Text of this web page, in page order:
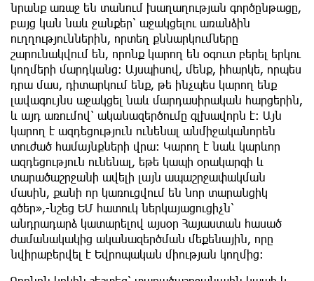
նրանք առաջ են տանում խաղաղության գործընթացը,
բայց կան նաև ջանքեր՝ աջակցելու առանձին
ուղղություններին, որտեղ քննարկումները
շարունակվում են, որոնք կարող են օգուտ բերել երկու
կողմերի մարդկանց: Այսպիսով, մենք, իհարկե, որպես
դրա մաս, դիտարկում ենք, թե ինչպես կարող ենք
լավագույնս աջակցել նաև մարդասիրական հարցերին,
և այդ առումով՝ ականազերծումը գլխավորն է: Այն
կարող է ազդեցություն ունենալ անմիջականորեն
տուժած համայնքների վրա։ Կարող է նաև կարևոր
ազդեցություն ունենալ, եթե կապի օրակարգի և
տարածաշրջանի ավելի լայն ապաշրջափակման
մասին, քանի որ կառուցվում են նոր տարանցիկ
գծեր»,-նշեց ԵՄ հատուկ ներկայացուցիչն՝
անդրադարձ կատարելով այսօր Հայաստան հասած
ժամանակակից ականազերծման մեքենային, որը
նվիրաբերվել է Եվրոպական միության կողմից: